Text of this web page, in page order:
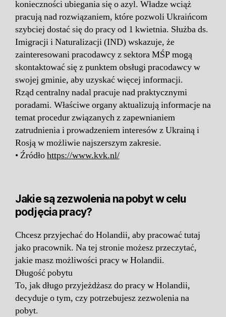
konieczności ubiegania się o azyl. Władze wciąż
pracują nad rozwiązaniem, które pozwoli Ukraińcom
szybciej dostać się do pracy od 1 kwietnia. Służba ds.
Imigracji i Naturalizacji (IND) wskazuje, że
zainteresowani pracodawcy z sektora MŚP mogą
skontaktować się z punktem obsługi pracodawcy w
swojej gminie, aby uzyskać więcej informacji.
Rząd centralny nadal pracuje nad praktycznymi
poradami. Właściwe organy aktualizują informacje na
temat procedur związanych z zapewnianiem
zatrudnienia i prowadzeniem interesów z Ukrainą i
Rosją w możliwie najszerszym zakresie.
• Źródłohttps://www.kvk.nl/
Jakie są zezwolenia na pobyt w celu
podjęcia pracy?
Chcesz przyjechać do Holandii, aby pracować tutaj
jako pracownik. Na tej stronie możesz przeczytać,
jakie masz możliwości pracy w Holandii.
Długość pobytu
To, jak długo przyjeżdżasz do pracy w Holandii,
decyduje o tym, czy potrzebujesz zezwolenia na
pobyt.